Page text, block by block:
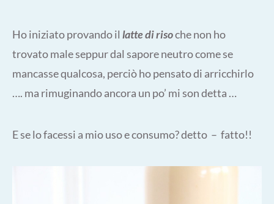
Ho iniziato provando il latte di risoche non ho
trovato male seppur dal sapore neutro come se
mancasse qualcosa, perciò ho pensato di arricchirlo
…. ma rimuginando ancora un po’ mi son detta …
E se lo facessi a mio uso e consumo? detto – fatto!!